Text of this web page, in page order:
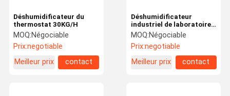
Déshumidificateur du
thermostat 30KG/H
MOQ:Négociable
Prix:negotiable
Meilleur prix
contact
Déshumidificateur
industriel de laboratoire
de 14KG/H 3500W
MOQ:Négociable
Prix:negotiable
Meilleur prix
contact